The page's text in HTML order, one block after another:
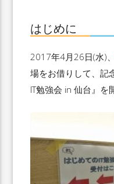
はじめに
2017年4月26日(水)
場をお借りして、記
IT勉強会 in 仙台』を